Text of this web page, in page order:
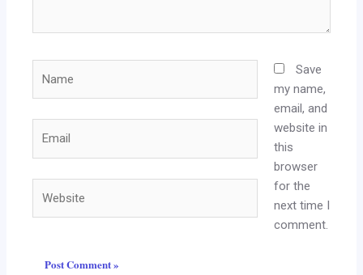
Save
my name,
email, and
website in
this
browser
for the
next time I
comment.